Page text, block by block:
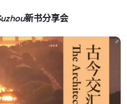
新书分享会